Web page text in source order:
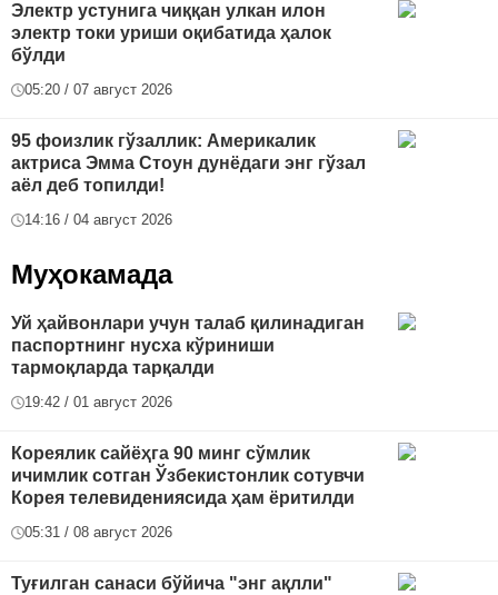
Электр устунига чиққан улкан илон
электр токи уриши оқибатида ҳалок
бўлди
05:20 / 07 август 2026
95 фоизлик гўзаллик: Америкалик
актриса Эмма Стоун дунёдаги энг гўзал
аёл деб топилди!
14:16 / 04 август 2026
Муҳокамада
Уй ҳайвонлари учун талаб қилинадиган
паспортнинг нусха кўриниши
тармоқларда тарқалди
19:42 / 01 август 2026
Кореялик сайёҳга 90 минг сўмлик
ичимлик сотган Ўзбекистонлик сотувчи
Корея телевидениясида ҳам ёритилди
05:31 / 08 август 2026
Туғилган санаси бўйича "энг ақлли"